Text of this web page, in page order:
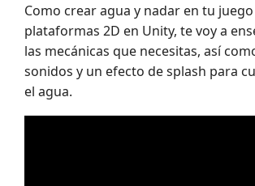
Como crear agua y nadar en tu
plataformas 2D en Unity, te voy a
las mecánicas que necesitas, así
sonidos y un efecto de splash para
el agua.